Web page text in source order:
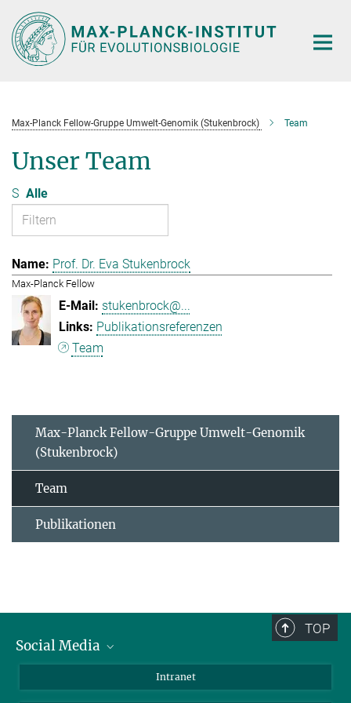
Hauptinhalt
Max-Planck Fellow-Gruppe Umwelt-Genomik (Stukenbrock) Team
Unser Team
S Alle
Prof. Dr. Eva Stukenbrock
Max-Planck Fellow
stukenbrock@...
Publikationsreferenzen
Team
Max-Planck Fellow-Gruppe Umwelt-Genomik
(Stukenbrock)
Team
Publikationen
TOP
Social Media
LinkedIn
Intranet